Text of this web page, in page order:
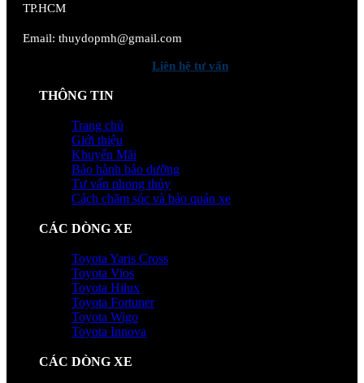
TP.HCM
Email: thuydopmh@gmail.com
Liên hệ tư vấn
THÔNG TIN
Trang chủ
Giới thiệu
Khuyến Mãi
Bảo hành bảo dưỡng
Tư vấn phong thủy
Cách chăm sóc và bảo quản xe
CÁC DÒNG XE
Toyota Yaris Cross
Toyota Vios
Toyota Hilux
Toyota Fortuner
Toyota Wigo
Toyota Innova
CÁC DÒNG XE